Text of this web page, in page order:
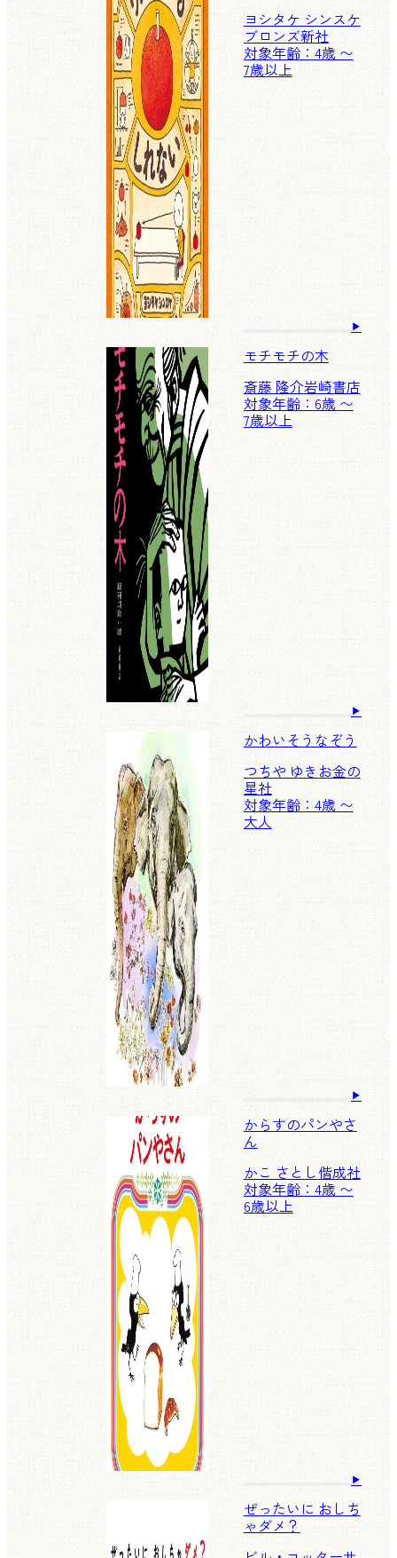
ヨシタケ シンスケ
ブロンズ新社
対象年齢：4歳 〜
7歳以上
モチモチの木
斎藤 隆介岩崎書店
対象年齢：6歳 〜
7歳以上
かわいそうなぞう
つちや ゆきお金の
星社
対象年齢：4歳 〜
大人
からすのパンやさ
ん
かこ さとし偕成社
対象年齢：4歳 〜
6歳以上
ぜったいに おしち
ゃダメ？